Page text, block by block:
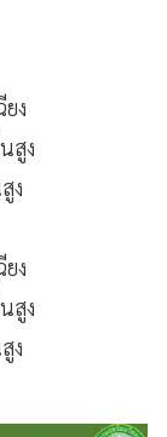
ง
สูง
ง
ง
สูง
ง